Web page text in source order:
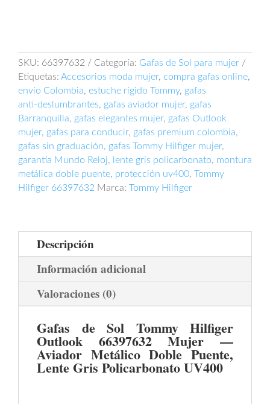
OUTLOOK
66397632
cantidad
SKU: 66397632 Categoría: Gafas de Sol para mujer
Etiquetas: Accesorios moda mujer, compra gafas online,
envío Colombia, estuche rígido Tommy, gafas
anti‑deslumbrantes, gafas aviador mujer, gafas
Barranquilla, gafas elegantes mujer, gafas Outlook
mujer, gafas para conducir, gafas premium colombia,
gafas sin graduación, gafas Tommy Hilfiger mujer,
garantía Mundo Reloj, lente gris policarbonato, montura
metálica doble puente, protección uv400, Tommy
Hilfiger 66397632 Marca: Tommy Hilfiger
Descripción
Información adicional
Valoraciones (0)
Gafas de Sol Tommy Hilfiger
Outlook 66397632 Mujer —
Aviador Metálico Doble Puente,
Lente Gris Policarbonato UV400